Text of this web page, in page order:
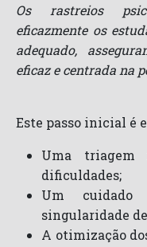
Os rastreios
eficazmente os
adequado,
eficaz e centrada na
Este passo inicial é
Uma triagem
dificuldades;
Um cuidado
singularidade
A otimização